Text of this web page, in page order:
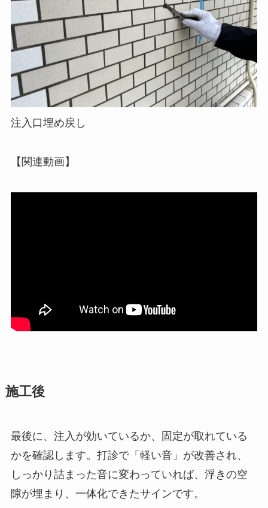
注入口埋め戻し
【関連動画】
施工後
最後に、注入が効いているか、固定が取れている
かを確認します。打診で「軽い音」が改善され、
しっかり詰まった音に変わっていれば、浮きの空
隙が埋まり、一体化できたサインです。